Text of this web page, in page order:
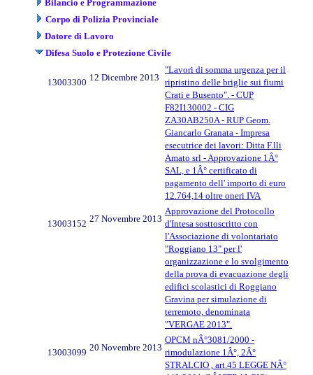
Bilancio e Programmazione
Corpo di Polizia Provinciale
Datore di Lavoro
Difesa Suolo e Protezione Civile
13003300 12 Dicembre 2013
"Lavori di somma urgenza per il
ripristino delle briglie sui fiumi
Crati e Busento". - CUP
F82I130002 - CIG
ZA30AB250A - RUP Geom.
Giancarlo Granata - Impresa
esecutrice dei lavori: Ditta F.lli
Amato srl - Approvazione 1Â°
SAL, e 1Â° certificato di
pagamento dell' importo di euro
12.764,14 oltre oneri IVA
13003152 27 Novembre 2013
Approvazione del Protocollo
d'Intesa sosttoscritto con
l'Associazione di volontariato
"Roggiano 13" per l'
organizzazione e lo svolgimento
della prova di evacuazione degli
edifici scolastici di Roggiano
Gravina per simulazione di
terremoto, denominata
"VERGAE 2013".
13003099 20 Novembre 2013
OPCM nÂ°3081/2000 -
rimodulazione 1Â°, 2Â°
STRALCIO , art.45 LEGGE NÂ°